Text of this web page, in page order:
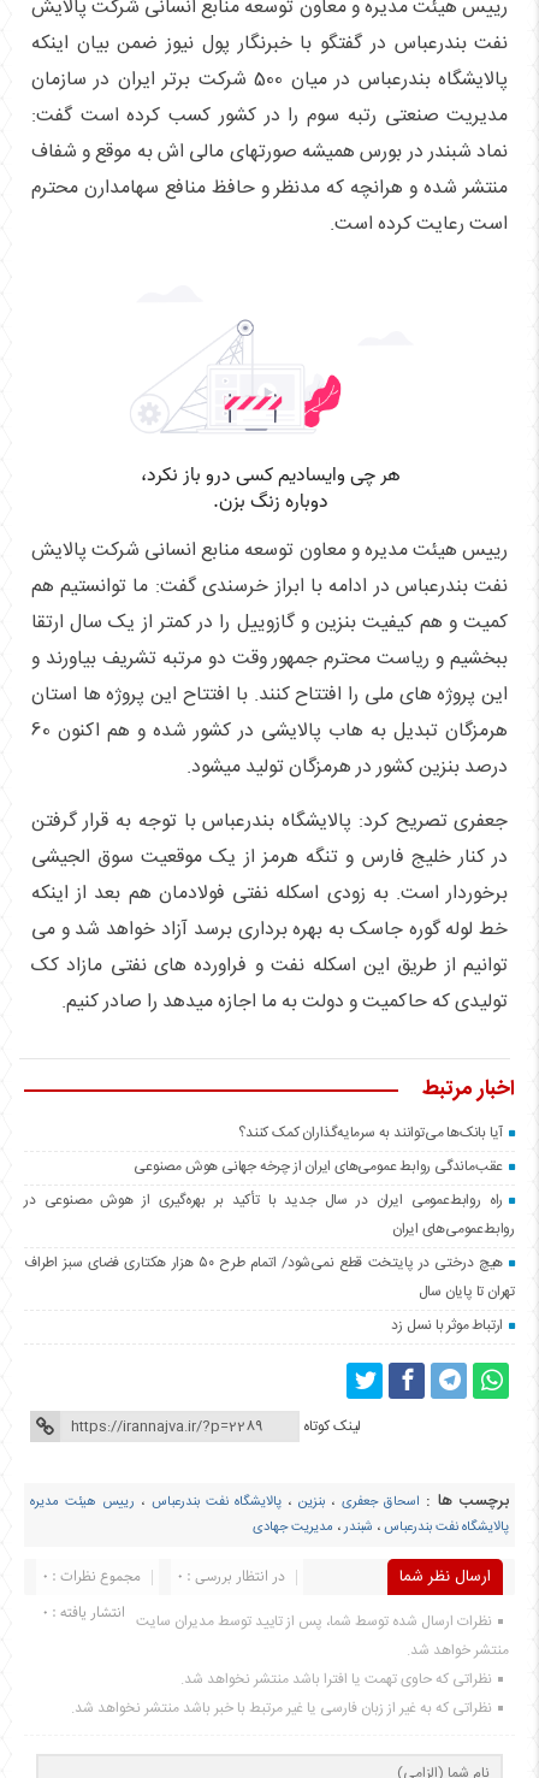
رییس هیئت مدیره و معاون توسعه منابع انسانی شرکت پالایش
نفت بندرعباس در گفتگو با خبرنگار پول نیوز ضمن بیان اینکه
پالایشگاه بندرعباس در میان 500 شرکت برتر ایران در سازمان
مدیریت صنعتی رتبه سوم را در کشور کسب کرده است گفت:
نماد شبندر در بورس همیشه صورتهای مالی اش به موقع و شفاف
منتشر شده و هرانچه که مدنظر و حافظ منافع سهامدارن محترم
است رعایت کرده است.
رییس هیئت مدیره و معاون توسعه منابع انسانی شرکت پالایش
نفت بندرعباس در ادامه با ابراز خرسندی گفت: ما توانستیم هم
کمیت و هم کیفیت بنزین و گازوییل را در کمتر از یک سال ارتقا
ببخشیم و ریاست محترم جمهور وقت دو مرتبه تشریف بیاورند و
این پروژه های ملی را افتتاح کنند. با افتتاح این پروژه ها استان
هرمزگان تبدیل به هاب پالایشی در کشور شده و هم اکنون 60
درصد بنزین کشور در هرمزگان تولید میشود.
جعفری تصریح کرد: پالایشگاه بندرعباس با توجه به قرار گرفتن
در کنار خلیج فارس و تنگه هرمز از یک موقعیت سوق الجیشی
برخوردار است. به زودی اسکله نفتی فولادمان هم بعد از اینکه
خط لوله گوره جاسک به بهره برداری برسد آزاد خواهد شد و می
توانیم از طریق این اسکله نفت و فراورده های نفتی مازاد کک
تولیدی که حاکمیت و دولت به ما اجازه میدهد را صادر کنیم.
اخبار مرتبط
آیا بانک‌ها می‌توانند به سرمایه‌گذاران کمک کنند؟
عقب‌ماندگی روابط عمومی‌های ایران از چرخه جهانی هوش مصنوعی
راه روابط‌عمومی ایران در سال جدید با تأکید بر بهره‌گیری از هوش مصنوعی در
روابط‌عمومی‌های ایران
هیچ درختی در پایتخت قطع نمی‌شود/ اتمام طرح ۵۰ هزار هکتاری فضای سبز اطراف
تهران تا پایان سال
ارتباط موثر با نسل زد
لینک کوتاه
برچسب ها : اسحاق جعفری ، بنزین ،پالایشگاه نفت بندرعباس ، رییس هیئت مدیره
پالایشگاه نفت بندرعباس، شبندر، مدیریت جهادی
ارسال نظر شما مجموع نظرات : 0
در انتظار بررسی : 0
انتشار یافته : 0 نظرات ارسال شده توسط شما، پس از تایید توسط مدیران سایت
منتشر خواهد شد.
نظراتی که حاوی تهمت یا افترا باشد منتشر نخواهد شد.
نظراتی که به غیر از زبان فارسی یا غیر مرتبط با خبر باشد منتشر نخواهد شد.